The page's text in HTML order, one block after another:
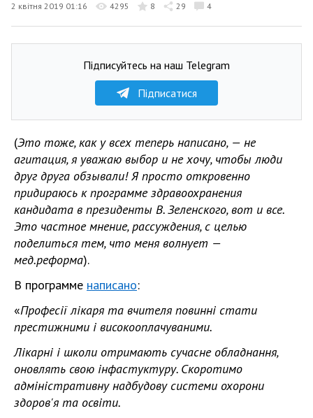
2 квітня 2019 01:16 4295 8 29 4
Підписуйтесь на наш Telegram
Підписатися
(Это тоже, как у всех теперь написано, — не
агитация, я уважаю выбор и не хочу, чтобы люди
друг друга обзывали! Я просто откровенно
придираюсь к программе здравоохранения
кандидата в президенты В. Зеленского, вот и все.
Это частное мнение, рассуждения, с целью
поделиться тем, что меня волнует —
мед.реформа).
В программе написано:
«Професії лікаря та вчителя повинні стати
престижними і високооплачуваними.
Лікарні і школи отримають сучасне обладнання,
оновлять свою інфастуктуру. Скоротимо
адміністративну надбудову системи охорони
здоров'я та освіти.